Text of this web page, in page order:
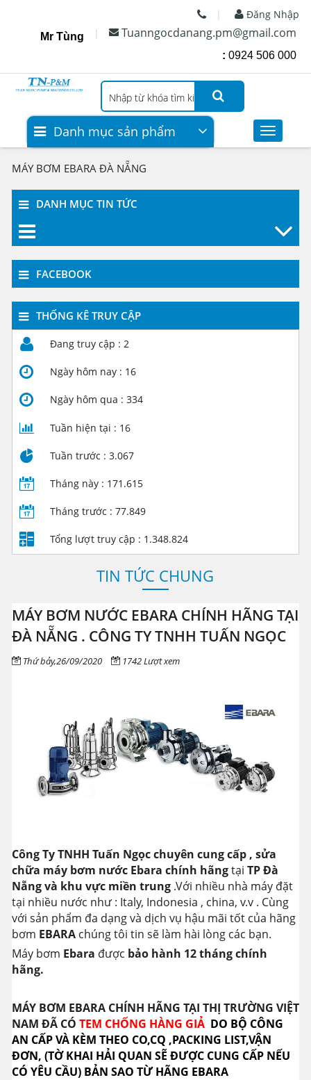
Đăng Nhập
Tuanngocdanang.pm@gmail.com
Mr Tùng
: 0924 506 000
Danh mục sản phẩm
Máy bơm nước
Bình tích áp
DIEZEL
Bơm hóa chất
Dụng cụ cầm tay
Toggle
Styles
MÁY BƠM EBARA ĐÀ NẴNG
DANH MỤC TIN TỨC
FACEBOOK
THỐNG KÊ TRUY CẬP
Đang truy cập : 2
Ngày hôm nay : 16
Ngày hôm qua : 334
Tuần hiện tại : 16
Tuần trước : 3.067
Tháng này : 171.615
Tháng trước : 77.849
Tổng lượt truy cập : 1.348.824
TIN TỨC CHUNG
MÁY BƠM NƯỚC EBARA CHÍNH HÃNG TẠI
ĐÀ NẴNG . CÔNG TY TNHH TUẤN NGỌC
Thứ bảy,26/09/2020 1742 Lượt xem
Công Ty TNHH Tuấn Ngọcchuyên cung cấp , sửa
chữa máy bơm nước Ebara chính hãngtại TP Đà
Nẵng và khu vực miền trung.Với nhiều nhà máy đặt
tại nhiều nước như : Italy, Indonesia , china, v.v . Cùng
với sản phẩm đa dạng và dịch vụ hậu mãi tốt của hãng
bơm EBARAchúng tôi tin sẽ làm hài lòng các bạn.
Máy bơm Ebara được bảo hành 12 tháng chính
hãng.
MÁY BƠM EBARA CHÍNH HÃNG TẠI THỊ TRƯỜNG VIỆT
NAM ĐÃ CÓ TEM CHỐNG HÀNG GIẢ DO BỘ CÔNG
AN CẤP VÀ KÈM THEO CO,CQ ,PACKING LIST,VẬN
ĐƠN, (TỜ KHAI HẢI QUAN SẼ ĐƯỢC CUNG CẤP NẾU
CÓ YÊU CẦU) BẢN SAO TỪ HÃNG EBARA